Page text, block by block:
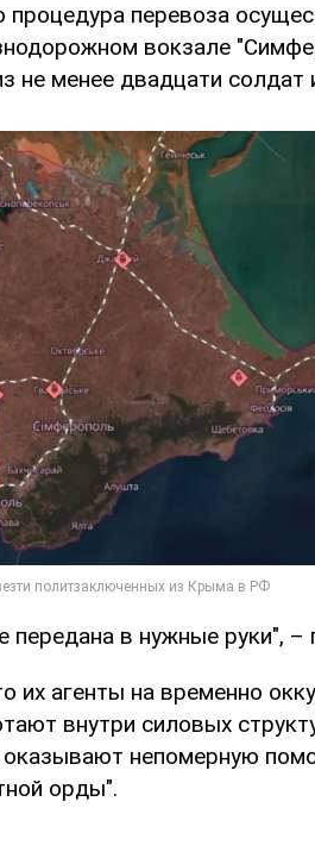
процедура перевоза
вокзале
не менее двадцати
в нужные руки", –
их агенты на временно
внутри силовых
оказывают непомерную
орды".